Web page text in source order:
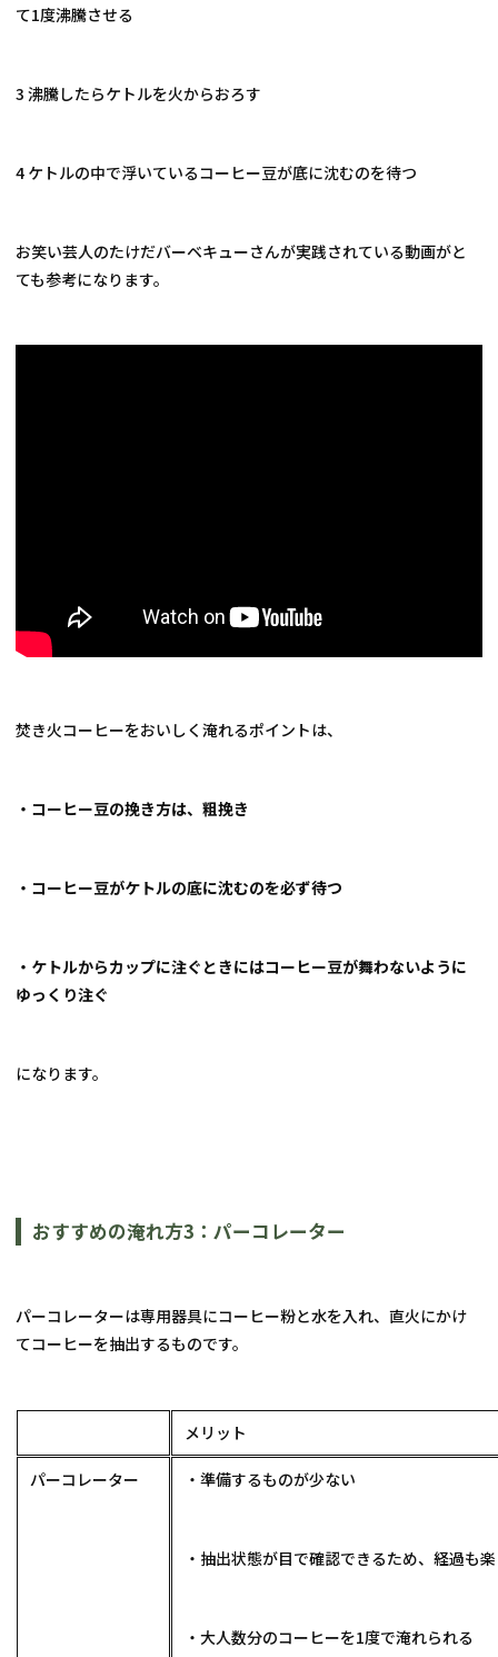
て1度沸騰させる
3 沸騰したらケトルを火からおろす
4 ケトルの中で浮いているコーヒー豆が底に沈むのを待つ
お笑い芸人のたけだバーベキューさんが実践されている動画がと
ても参考になります。
焚き火コーヒーをおいしく淹れるポイントは、
・コーヒー豆の挽き方は、粗挽き
・コーヒー豆がケトルの底に沈むのを必ず待つ
・ケトルからカップに注ぐときにはコーヒー豆が舞わないように
ゆっくり注ぐ
になります。
おすすめの淹れ方3：パーコレーター
パーコレーターは専用器具にコーヒー粉と水を入れ、直火にかけ
てコーヒーを抽出するものです。
メリット
パーコレーター ・準備するものが少ない
・抽出状態が目で確認できるため、経過も
・大人数分のコーヒーを1度で淹れられる